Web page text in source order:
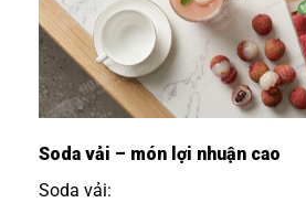
Soda vải – món lợi nhuận cao
Soda vải: